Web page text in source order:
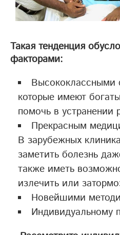
Такая тенденция
факторами:
Высококлассными
которые имеют
помочь в устранении
Прекрасным
В зарубежных
заметить болезнь
также иметь
излечить или
Новейшими
Индивидуальному